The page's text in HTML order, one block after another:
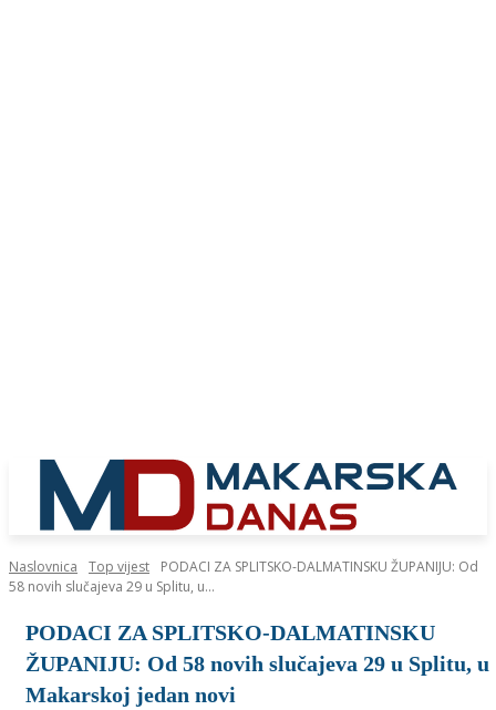
Naslovnica Top vijest
PODACI ZA SPLITSKO-DALMATINSKU ŽUPANIJU: Od
58 novih slučajeva 29 u Splitu, u...
PODACI ZA SPLITSKO-DALMATINSKU
ŽUPANIJU: Od 58 novih slučajeva 29 u Splitu, u
Makarskoj jedan novi